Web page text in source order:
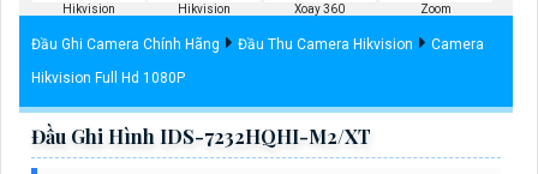
Hikvision Hikvision Xoay 360 Zoom
Đầu Ghi Camera Chính Hãng Đầu Thu Camera Hikvision
Camera
Hikvision Full Hd 1080P
Đầu Ghi Hình IDS-7232HQHI-M2/XT